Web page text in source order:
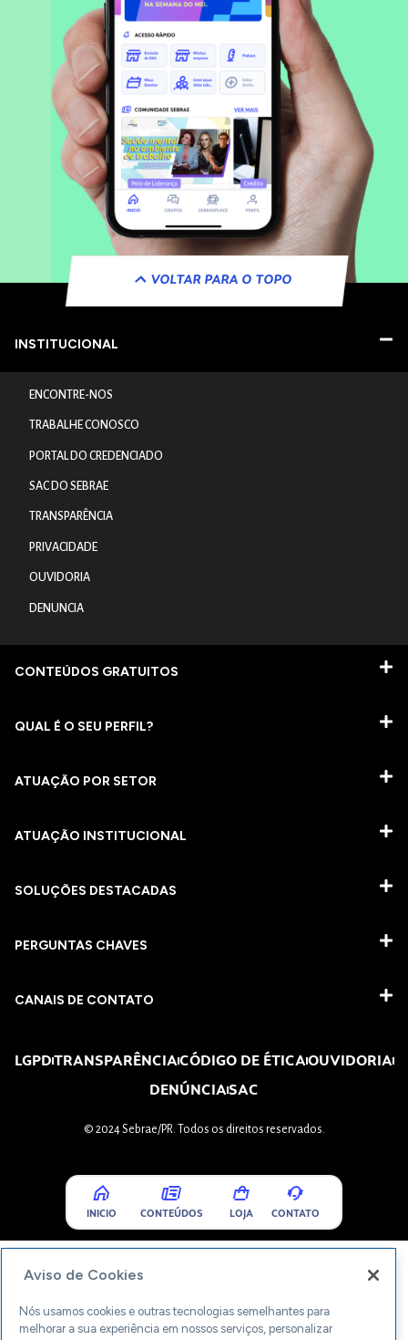
VOLTAR PARA O TOPO
INSTITUCIONAL
ENCONTRE-NOS
TRABALHE CONOSCO
PORTAL DO CREDENCIADO
SAC DO SEBRAE
TRANSPARÊNCIA
PRIVACIDADE
OUVIDORIA
DENUNCIA
CONTEÚDOS GRATUITOS
QUAL É O SEU PERFIL?
ATUAÇÃO POR SETOR
ATUAÇÃO INSTITUCIONAL
SOLUÇÕES DESTACADAS
PERGUNTAS CHAVES​
CANAIS DE CONTATO
LGPDTRANSPARÊNCIACÓDIGO DE ÉTICAOUVIDORIA
DENÚNCIASAC
© 2024 Sebrae/PR. Todos os direitos reservados.
INICIO CONTEÚDOS LOJA CONTATO
Aviso de Cookies
Nós usamos cookies e outras tecnologias semelhantes para
melhorar a sua experiência em nossos serviços, personalizar